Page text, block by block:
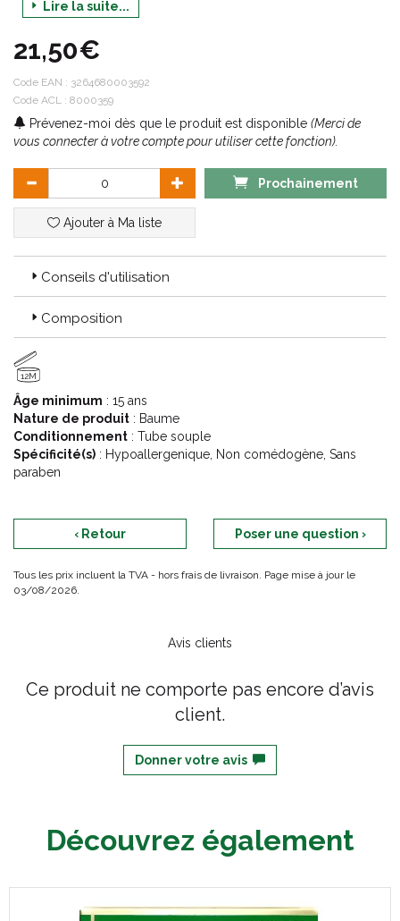
rougeurs et marques de fatigue ou de stress.
Lire la suite...
21,50€
Code EAN : 3264680003592
Code ACL : 8000359
Prévenez-moi dès que le produit est disponible (Merci de
vous connecter à votre compte pour utiliser cette fonction).
Prochainement
Ajouter à Ma liste
Conseils d'utilisation
Composition
12M
Âge minimum : 15 ans
Nature de produit : Baume
Conditionnement : Tube souple
Spécificité(s) : Hypoallergenique, Non comédogène, Sans
paraben
‹ Retour Poser une question ›
Tous les prix incluent la TVA - hors frais de livraison. Page mise à jour le
03/08/2026.
Avis clients
Ce produit ne comporte pas encore d’avis
client.
Donner votre avis
Découvrez également